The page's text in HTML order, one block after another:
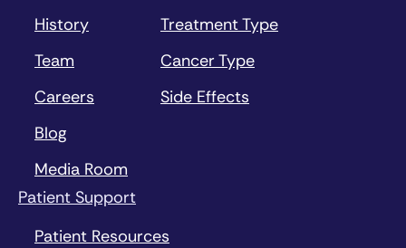
History
Team
Careers
Blog
Media Room
Treatment Type
Cancer Type
Side Effects
Patient Support
Patient Resources